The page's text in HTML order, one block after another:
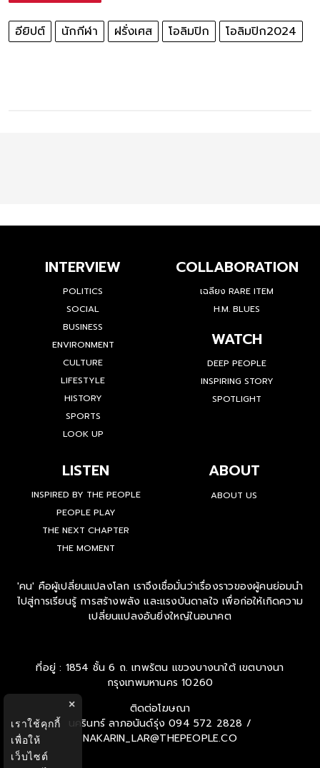
อียิปต์ นักกีฬา ฝรั่งเศส โอลิมปิก โอลิมปิก2024
INTERVIEW
POLITICS
SOCIAL
BUSINESS
ENVIRONMENT
CULTURE
LIFESTYLE
HISTORY
SPORTS
LOOK UP
COLLABORATION
เฉลียง RARE ITEM
H.M. BLUES
WATCH
DEEP PEOPLE
INSPIRING STORY
SPOTLIGHT
LISTEN
INSPIRED BY THE PEOPLE
PEOPLE PLAY
THE NEXT CHAPTER
THE MOMENT
ABOUT
ABOUT US
'คน' คือผู้เปลี่ยนแปลงโลก เราจึงเชื่อมั่นว่าเรื่องราวของผู้คนย่อมนำ
ไปสู่การเรียนรู้ การสร้างพลัง และแรงบันดาลใจ เพื่อก่อให้เกิดความ
เปลี่ยนแปลงอันยิ่งใหญ่ในอนาคต
ที่อยู่ : 1854 ชั้น 6 ถ. เทพรัตน แขวงบางนาใต้ เขตบางนา
กรุงเทพมหานคร 10260
ติดต่อโฆษณา
นครินทร์ ลาภอนันด์รุ่ง 094 572 2828 /
NAKARIN_LAR@THEPEOPLE.CO
×
เราใช้คุกกี้
เพื่อให้
เว็บไซต์